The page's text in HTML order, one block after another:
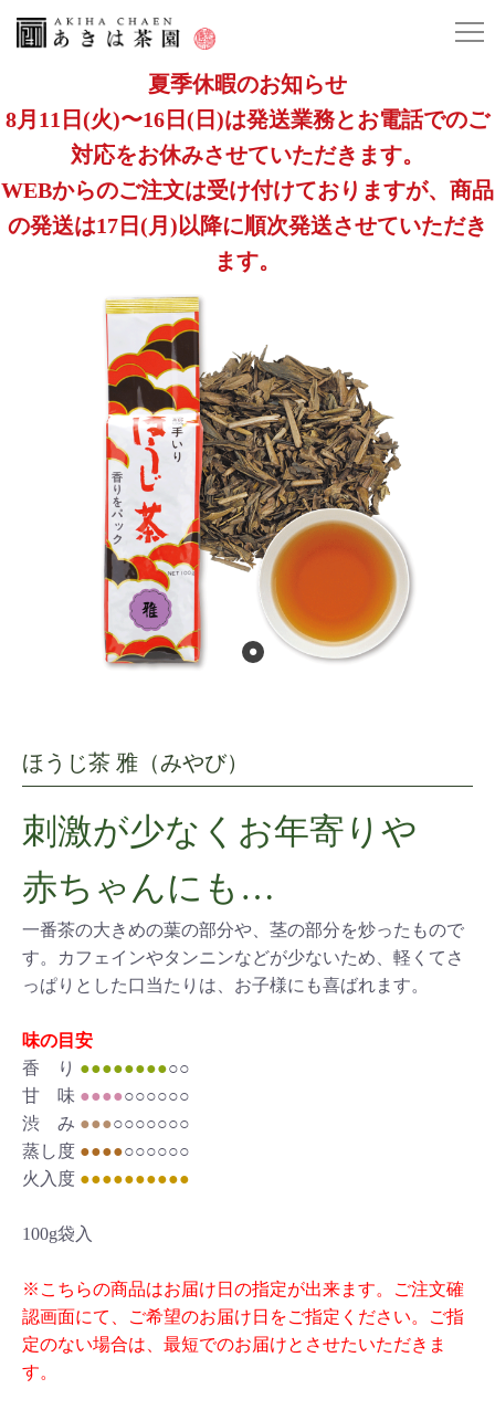
夏季休暇のお知らせ
8月11日(火)〜16日(日)は発送業務とお電話でのご
対応をお休みさせていただきます。
WEBからのご注文は受け付けておりますが、商品
の発送は17日(月)以降に順次発送させていただき
ます。
ほうじ茶 雅（みやび）
刺激が少なくお年寄りや
赤ちゃんにも…
一番茶の大きめの葉の部分や、茎の部分を炒ったもので
す。カフェインやタンニンなどが少ないため、軽くてさ
っぱりとした口当たりは、お子様にも喜ばれます。
味の目安
香 り ●●●●●●●●○○
甘 味 ●●●●○○○○○○
渋 み ●●●○○○○○○○
蒸し度 ●●●●○○○○○○
火入度 ●●●●●●●●●●
100g袋入
※こちらの商品はお届け日の指定が出来ます。ご注文確
認画面にて、ご希望のお届け日をご指定ください。ご指
定のない場合は、最短でのお届けとさせたいただきま
す。